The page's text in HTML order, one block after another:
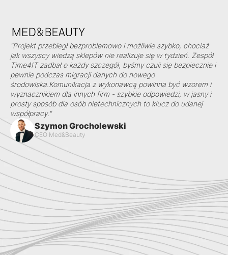
"Projekt przebiegł bezproblemowo i możliwie szybko, chociaż
jak wszyscy wiedzą sklepów nie realizuje się w tydzień. Zespół
Time4IT zadbał o każdy szczegół, byśmy czuli się bezpiecznie i
pewnie podczas migracji danych do nowego
środowiska.Komunikacja z wykonawcą powinna być wzorem i
wyznacznikiem dla innych firm - szybkie odpowiedzi, w jasny i
prosty sposób dla osób nietechnicznych to klucz do udanej
współpracy."
Szymon Grocholewski
CEO Med&Beauty